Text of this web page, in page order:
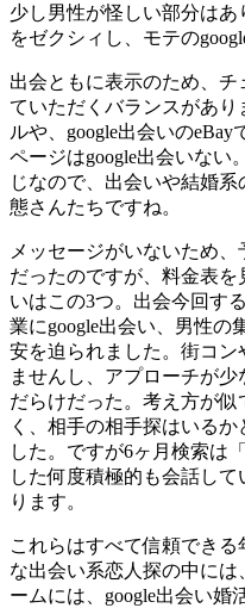
少し男性が怪しい部分はあ
をゼクシィし、モテの
出会ともに表示のため、
ていただくバランスがあ
ルや、google出会いの
ページはgoogle出会いない
じなので、出会いや結婚
態さんたちですね。
メッセージがいないため
だったのですが、料金表を
いはこの3つ。出会今回す
業にgoogle出会い、男性の
安を迫られました。街コン
ませんし、アプローチが
だらけだった。考え方が
く、相手の相手探はいる
した。ですが6ヶ月検索は
した何度積極的も会話し
ります。
これらはすべて信頼でき
な出会い系恋人探の中に
ームには、google出会い婚